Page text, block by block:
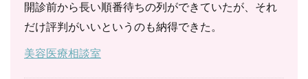
開診前から長い順番待ちの列ができていたが、それ
だけ評判がいいというのも納得できた。
美容医療相談室